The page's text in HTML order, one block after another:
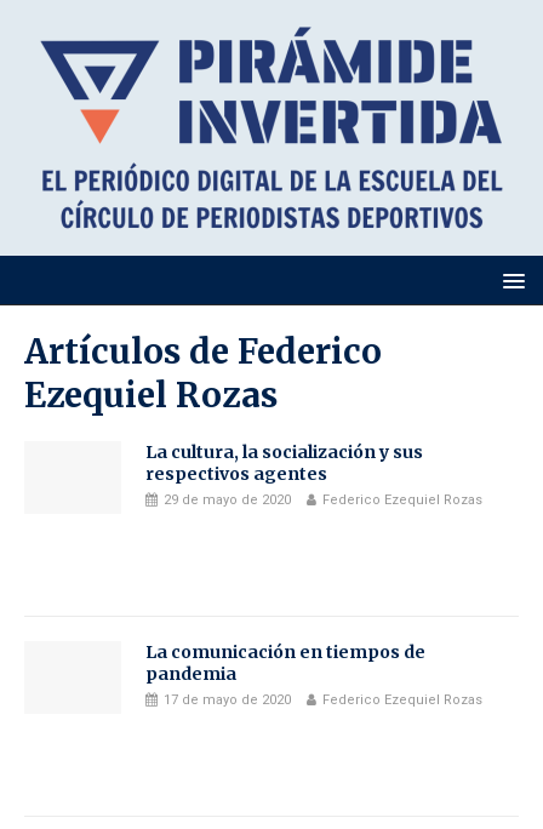
Artículos de Federico
Ezequiel Rozas
La cultura, la socialización y sus
respectivos agentes
29 de mayo de 2020 Federico Ezequiel Rozas
La comunicación en tiempos de
pandemia
17 de mayo de 2020 Federico Ezequiel Rozas